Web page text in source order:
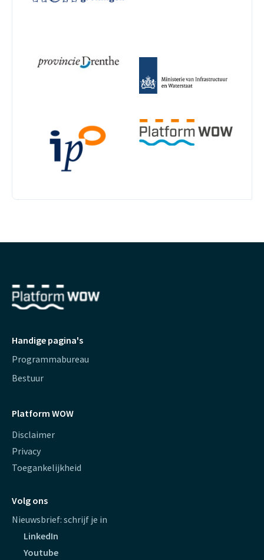
Handige pagina's
Programmabureau
Bestuur
Platform WOW
Disclaimer
Privacy
Toegankelijkheid
Volg ons
Nieuwsbrief: schrijf je in
LinkedIn
Youtube